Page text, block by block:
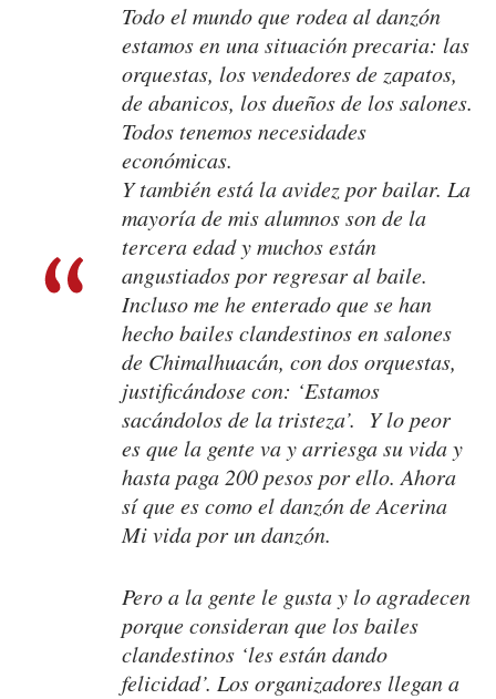
Todo el mundo que rodea al danzón
estamos en una situación precaria: las
orquestas, los vendedores de zapatos,
de abanicos, los dueños de los salones.
Todos tenemos necesidades
económicas.
Y también está la avidez por bailar. La
mayoría de mis alumnos son de la
tercera edad y muchos están
angustiados por regresar al baile.
Incluso me he enterado que se han
hecho bailes clandestinos en salones
de Chimalhuacán, con dos orquestas,
justificándose con: ‘Estamos
sacándolos de la tristeza’. Y lo peor
es que la gente va y arriesga su vida y
hasta paga 200 pesos por ello. Ahora
sí que es como el danzón de Acerina
Mi vida por un danzón.
Pero a la gente le gusta y lo agradecen
porque consideran que los bailes
clandestinos ‘les están dando
felicidad’. Los organizadores llegan a